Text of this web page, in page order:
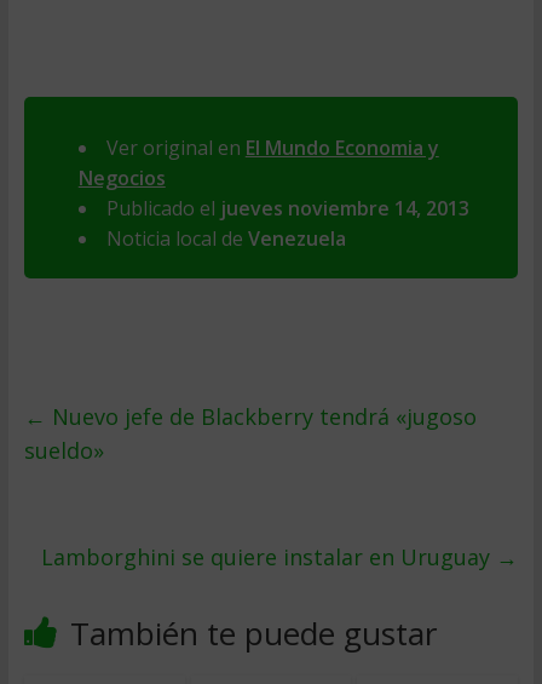
Ver original en El Mundo Economia y
Negocios
Publicado el jueves noviembre 14, 2013
Noticia local de Venezuela
← Nuevo jefe de Blackberry tendrá «jugoso
sueldo»
Lamborghini se quiere instalar en Uruguay →
También te puede gustar